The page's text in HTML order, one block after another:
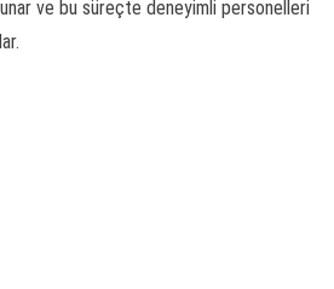
ve bu süreçte deneyimli personelleri